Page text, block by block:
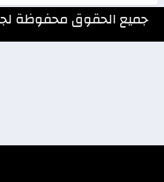
جميع الحقوق محفوظة